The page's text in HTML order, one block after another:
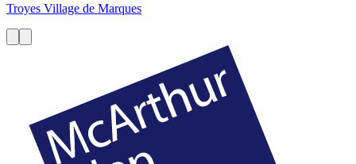
Troyes Village de Marques